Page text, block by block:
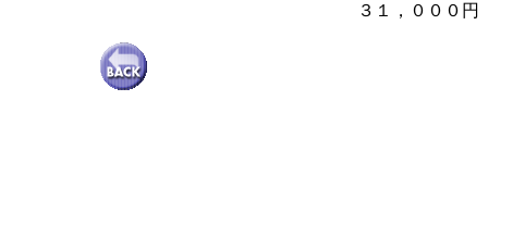
３１，０００円